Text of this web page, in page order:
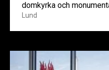
domkyrka och
Snöfrid. På Forum
Lund